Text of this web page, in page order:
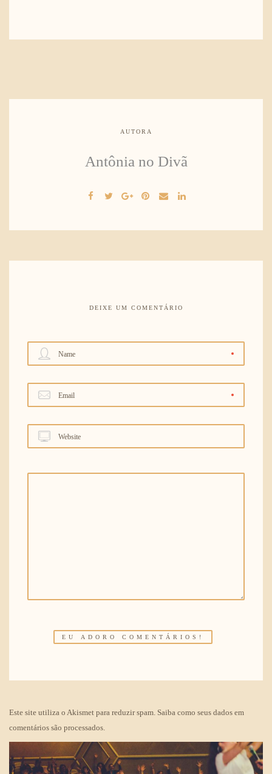
AUTORA
Antônia no Divã
DEIXE UM COMENTÁRIO
Name
Email
Website
Este site utiliza o Akismet para reduzir spam. Saiba como seus dados em
comentários são processados.